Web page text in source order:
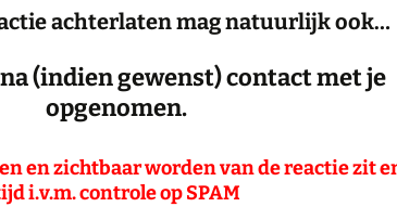
achterlaten mag natuurlijk ook…
(indien gewenst) contact met je
opgenomen.
en zichtbaar worden van de reactie zit
i.v.m. controle op SPAM